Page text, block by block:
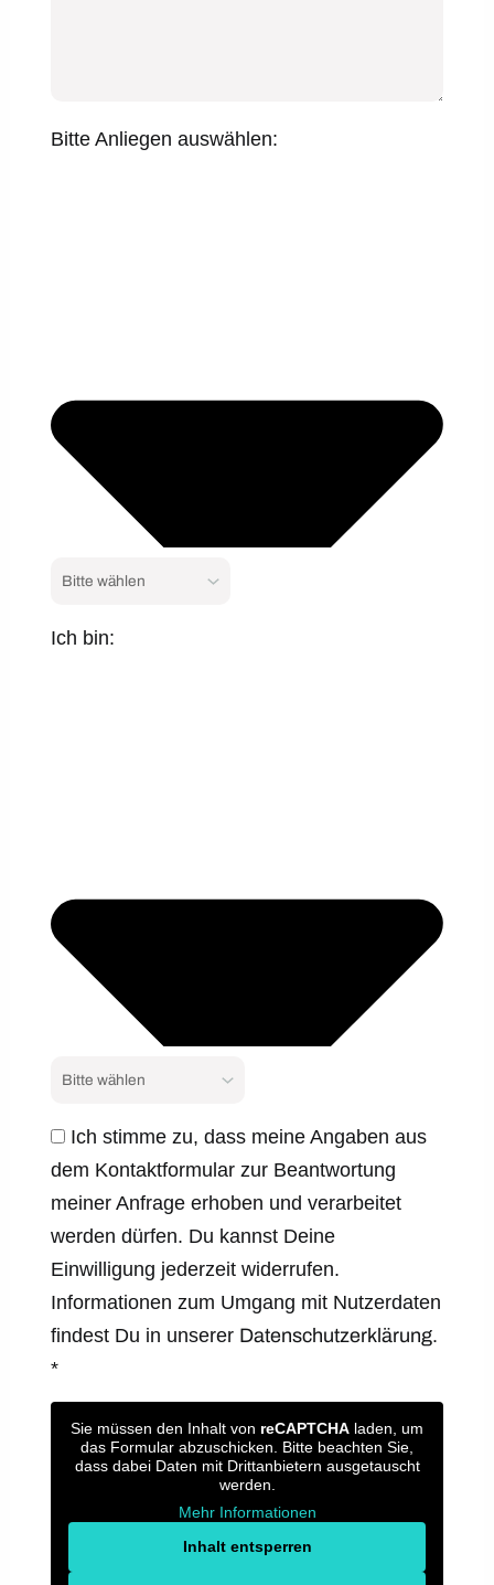
Bitte Anliegen auswählen:
Ich bin:
Ich stimme zu, dass meine Angaben aus
dem Kontaktformular zur Beantwortung
meiner Anfrage erhoben und verarbeitet
werden dürfen. Du kannst Deine
Einwilligung jederzeit widerrufen.
Informationen zum Umgang mit Nutzerdaten
findest Du in unserer Datenschutzerklärung.
*
Sie müssen den Inhalt von reCAPTCHA laden, um
das Formular abzuschicken. Bitte beachten Sie,
dass dabei Daten mit Drittanbietern ausgetauscht
werden.
Mehr Informationen
Inhalt entsperren